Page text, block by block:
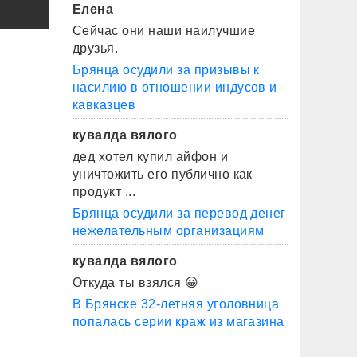
Елена
Сейчас они наши наилучшие
друзья.
Брянца осудили за призывы к
насилию в отношении индусов и
кавказцев
кувалда вялого
дед хотел купил айфон и
уничтожить его публично как
продукт ...
Брянца осудили за перевод денег
нежелательным организациям
кувалда вялого
Откуда ты взялся 😀
В Брянске 32-летняя уголовница
попалась серии краж из магазина